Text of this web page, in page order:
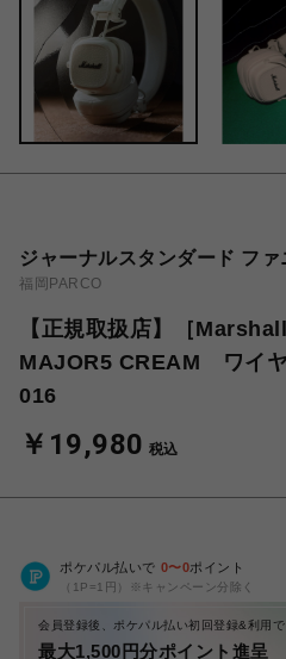
ジャーナルスタンダード ファ
福岡PARCO
【正規取扱店】［
MAJOR5 CREAM ワイ
016
￥19,980 税込
ポケパル払いで 0〜0ポイント
（1P=1円）※キャンペーン分除く
会員登録後、ポケパル払い初回登録&利用で
最大1,500円分ポイント進呈